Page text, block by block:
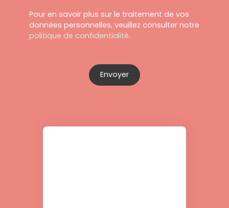
Pour en savoir plus sur le traitement de vos
données personnelles, veuillez consulter notre
politique de confidentialité.
Envoyer